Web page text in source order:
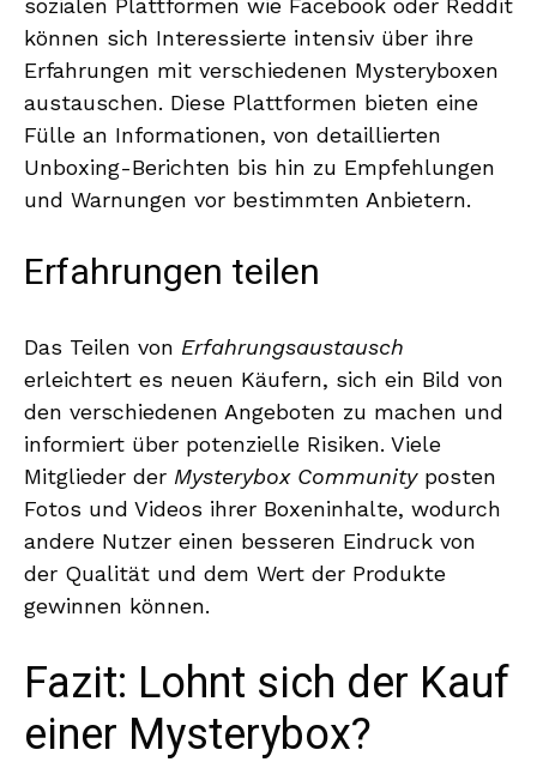
sozialen Plattformen wie Facebook oder Reddit
können sich Interessierte intensiv über ihre
Erfahrungen mit verschiedenen Mysteryboxen
austauschen. Diese Plattformen bieten eine
Fülle an Informationen, von detaillierten
Unboxing-Berichten bis hin zu Empfehlungen
und Warnungen vor bestimmten Anbietern.
Erfahrungen teilen
Das Teilen von Erfahrungsaustausch
erleichtert es neuen Käufern, sich ein Bild von
den verschiedenen Angeboten zu machen und
informiert über potenzielle Risiken. Viele
Mitglieder der Mysterybox Communityposten
Fotos und Videos ihrer Boxeninhalte, wodurch
andere Nutzer einen besseren Eindruck von
der Qualität und dem Wert der Produkte
gewinnen können.
Fazit: Lohnt sich der Kauf
einer Mysterybox?